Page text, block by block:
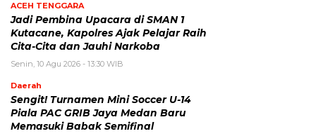
ACEH TENGGARA
Jadi Pembina Upacara di SMAN 1
Kutacane, Kapolres Ajak Pelajar Raih
Cita-Cita dan Jauhi Narkoba
Senin, 10 Agu 2026 - 13:30 WIB
Daerah
Sengit! Turnamen Mini Soccer U-14
Piala PAC GRIB Jaya Medan Baru
Memasuki Babak Semifinal